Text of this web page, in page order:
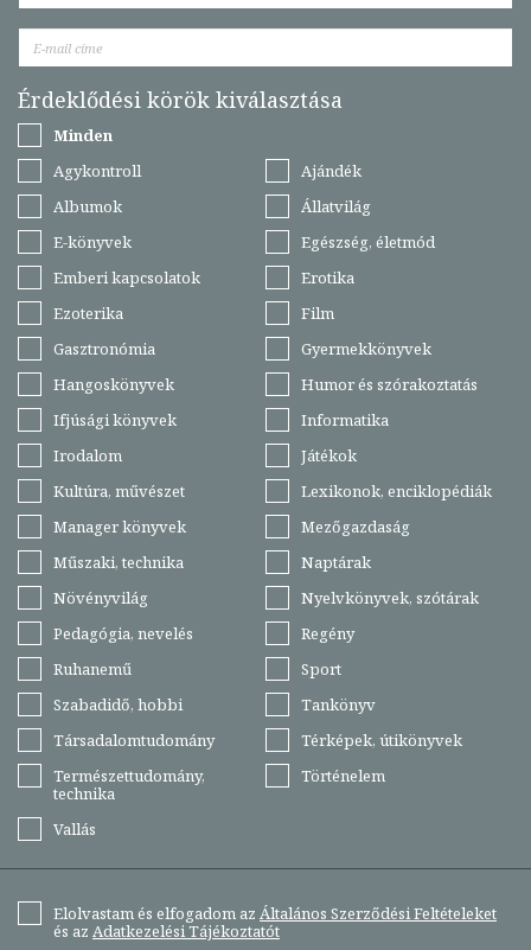
Érdeklődési körök kiválasztása
Minden
Agykontroll
Ajándék
Albumok
Állatvilág
E-könyvek
Egészség, életmód
Emberi kapcsolatok
Erotika
Ezoterika
Film
Gasztronómia
Gyermekkönyvek
Hangoskönyvek
Humor és szórakoztatás
Ifjúsági könyvek
Informatika
Irodalom
Játékok
Kultúra, művészet
Lexikonok, enciklopédiák
Manager könyvek
Mezőgazdaság
Műszaki, technika
Naptárak
Növényvilág
Nyelvkönyvek, szótárak
Pedagógia, nevelés
Regény
Ruhanemű
Sport
Szabadidő, hobbi
Tankönyv
Társadalomtudomány
Térképek, útikönyvek
Természettudomány,
technika
Történelem
Vallás
Elolvastam és elfogadom az Általános Szerződési Feltételeket
és az Adatkezelési Tájékoztatót